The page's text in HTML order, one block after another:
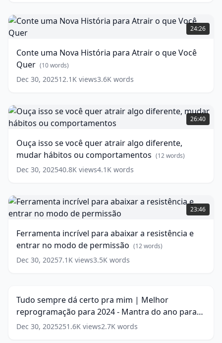
Lei
da
Atração
Conte
uma
Nova
para
Atrair
o
que
Quer
words)
24:26
Conte uma Nova História para Atrair o que Você
Quer (10words)
Dec 30, 202512.1K views3.6K words
Ouça
isso
se
quer
atrair
algo
diferente,
hábitos
ou
comportamentos (12
26:40
Ouça isso se você quer atrair algo diferente,
mudar hábitos ou comportamentos (12words)
Dec 30, 202540.8K views4.1K words
Ferramenta
incrível
para
a
resistência
e
entrar
de
permissão (
words)
23:46
Ferramenta incrível para abaixar a resistência e
entrar no modo de permissão (12words)
Dec 30, 20257.1K views3.5K words
Tudo
pra
mim
|
Melhor
Tudo sempre dá certo pra mim | Melhor
reprogramação para 2024 - Mantra do ano para
manifestar!! 💪🚀 (18words)
Dec 30, 2025251.6K views2.7K words
Esse